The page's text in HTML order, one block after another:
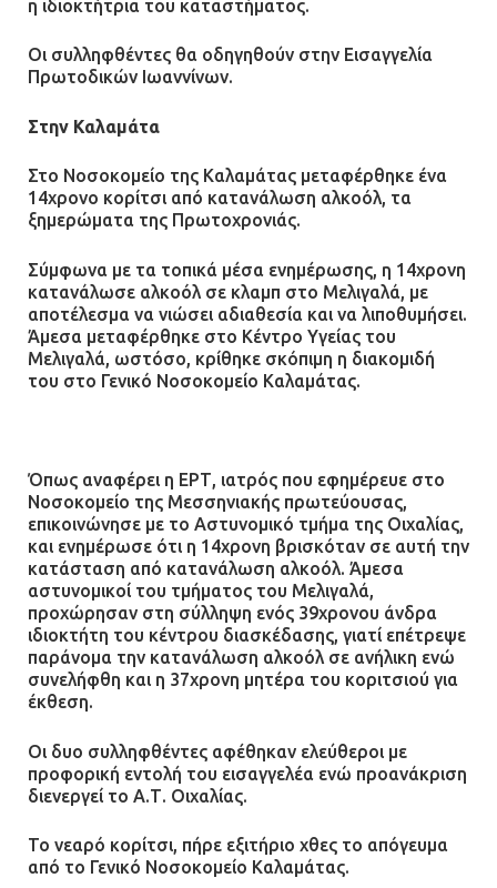
με αναπηρία
11.07.2026 | 22:59
πρωινή διακοπή ρεύματος στη
09.07.2026 | 11:12
Φωτιά σε επιχείρηση στον
Ασπρόπυργο – Ήχησε το 112
09.07.2026 | 09:19
08.07.2026 | 22:30
Ομαδικός βιασμός 19χρονης στο
Α.Τ. Ομονοίας: Ο Εισαγγελέας
πρότεινε την αθώωση των
αστυνομικών
08.07.2026 | 16:24
τους μισθούς του 2025 στο Θριάσιο
για μηχάνημα καρδιολογικών
επεμβάσεων
η ιδιοκτήτρια του καταστήματος.
Οι συλληφθέντες θα οδηγηθούν στην Εισαγγελία
Πρωτοδικών Ιωαννίνων.
Στην Καλαμάτα
Στο Νοσοκομείο της Καλαμάτας μεταφέρθηκε ένα
14χρονο κορίτσι από κατανάλωση αλκοόλ, τα
ξημερώματα της Πρωτοχρονιάς.
Σύμφωνα με τα τοπικά μέσα ενημέρωσης, η 14χρονη
κατανάλωσε αλκοόλ σε κλαμπ στο Μελιγαλά, με
αποτέλεσμα να νιώσει αδιαθεσία και να λιποθυμήσει.
Άμεσα μεταφέρθηκε στο Κέντρο Υγείας του
Μελιγαλά, ωστόσο, κρίθηκε σκόπιμη η διακομιδή
του στο Γενικό Νοσοκομείο Καλαμάτας.
Όπως αναφέρει η ΕΡΤ, ιατρός που εφημέρευε στο
Νοσοκομείο της Μεσσηνιακής πρωτεύουσας,
επικοινώνησε με το Αστυνομικό τμήμα της Οιχαλίας,
και ενημέρωσε ότι η 14χρονη βρισκόταν σε αυτή την
κατάσταση από κατανάλωση αλκοόλ. Άμεσα
αστυνομικοί του τμήματος του Μελιγαλά,
προχώρησαν στη σύλληψη ενός 39χρονου άνδρα
ιδιοκτήτη του κέντρου διασκέδασης, γιατί επέτρεψε
παράνομα την κατανάλωση αλκοόλ σε ανήλικη ενώ
συνελήφθη και η 37χρονη μητέρα του κοριτσιού για
έκθεση.
Οι δυο συλληφθέντες αφέθηκαν ελεύθεροι με
προφορική εντολή του εισαγγελέα ενώ προανάκριση
διενεργεί το Α.Τ. Οιχαλίας.
Το νεαρό κορίτσι, πήρε εξιτήριο χθες το απόγευμα
από το Γενικό Νοσοκομείο Καλαμάτας.